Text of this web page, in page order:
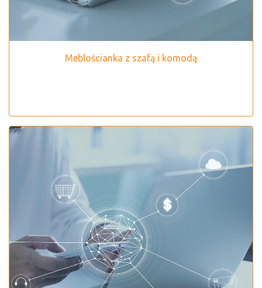
Meblościanka z szafą i komodą